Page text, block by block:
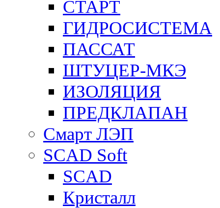
СТАРТ
ГИДРОСИСТЕМА
ПАССАТ
ШТУЦЕР-МКЭ
ИЗОЛЯЦИЯ
ПРЕДКЛАПАН
Смарт ЛЭП
SCAD Soft
SCAD
Кристалл